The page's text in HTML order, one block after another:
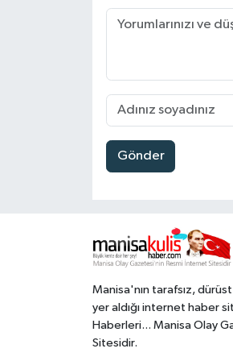
Gönder
Manisa'nın tarafsız,
yer aldığı internet haber
Haberleri... Manisa Olay
Sitesidir.